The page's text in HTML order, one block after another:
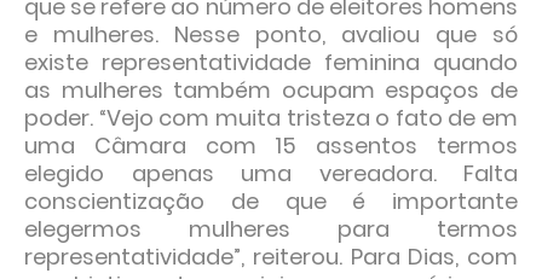
que se refere ao número de eleitores homens
e mulheres. Nesse ponto, avaliou que só
existe representatividade feminina quando
as mulheres também ocupam espaços de
poder. “Vejo com muita tristeza o fato de em
uma Câmara com 15 assentos termos
elegido apenas uma vereadora. Falta
conscientização de que é importante
elegermos mulheres para termos
representatividade”, reiterou. Para Dias, com